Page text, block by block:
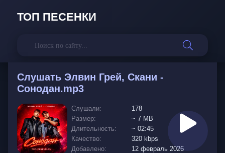
ТОП ПЕСЕНКИ
Слушать Элвин Грей, Скани -
Сонодан.mp3
Слушали:
178
Размер:
~ 7 MB
Длительность:
~ 02:45
Качество:
320 kbps
Добавлено:
12 февраль 2026